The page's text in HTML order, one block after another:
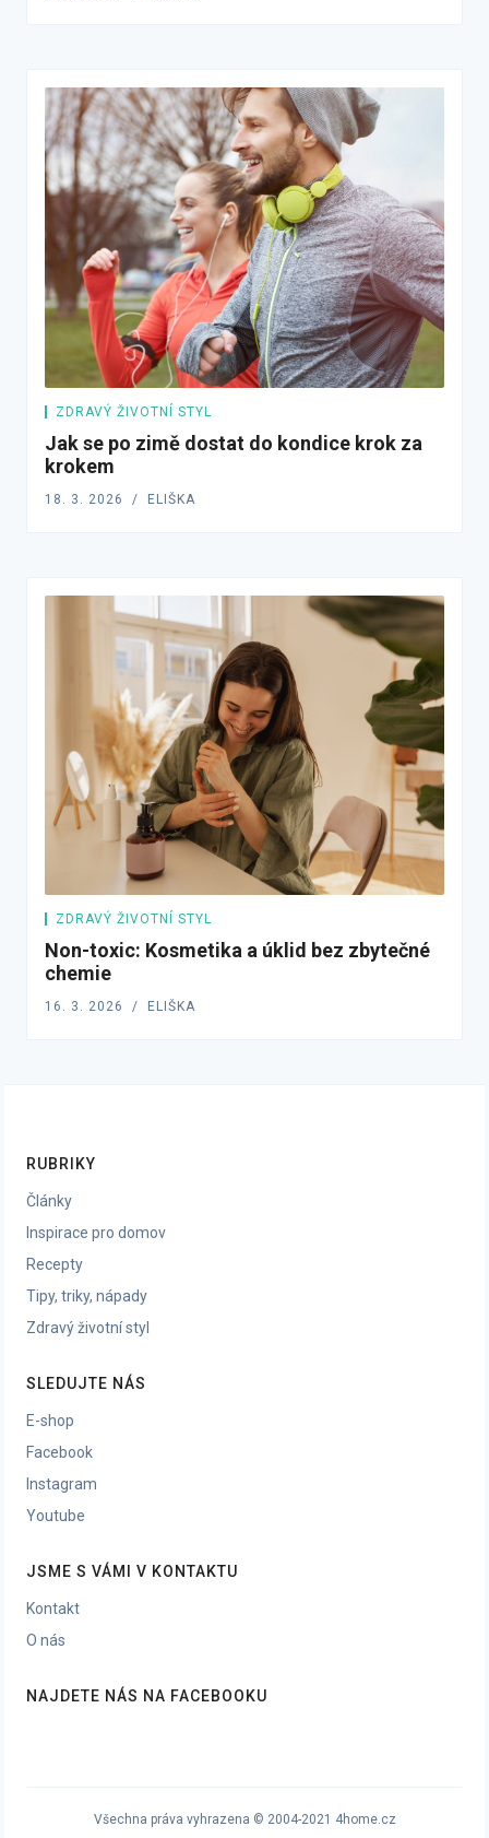
ZDRAVÝ ŽIVOTNÍ STYL
Jak se po zimě dostat do kondice krok za
krokem
18. 3. 2026 ELIŠKA
ZDRAVÝ ŽIVOTNÍ STYL
Non-toxic: Kosmetika a úklid bez zbytečné
chemie
16. 3. 2026 ELIŠKA
RUBRIKY
Články
Inspirace pro domov
Recepty
Tipy, triky, nápady
Zdravý životní styl
SLEDUJTE NÁS
E-shop
Facebook
Instagram
Youtube
JSME S VÁMI V KONTAKTU
Kontakt
O nás
NAJDETE NÁS NA FACEBOOKU
Všechna práva vyhrazena © 2004-2021 4home.cz